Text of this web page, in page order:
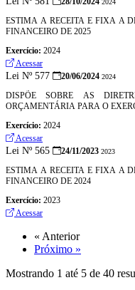
2024
ESTIMA A RECEITA E FIXA A
FINANCEIRO DE 2025
Exercício: 2024
Acessar
Lei Nº 577 20/06/2024 2024
DISPÕE SOBRE AS
ORÇAMENTÁRIA PARA O
Exercício: 2024
Acessar
Lei Nº 565 24/11/2023 2023
ESTIMA A RECEITA E FIXA A
FINANCEIRO DE 2024
Exercício: 2023
Acessar
« Anterior
Próximo »
Mostrando 1 até 5 de 40